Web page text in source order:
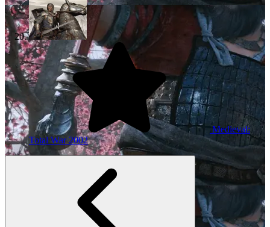
Medieval:
Total War 2002